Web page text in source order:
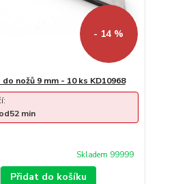
- 14 %
nožů 9 mm - 10 ks KD10968
Skladem 99999
52 min
Přidat do košíku